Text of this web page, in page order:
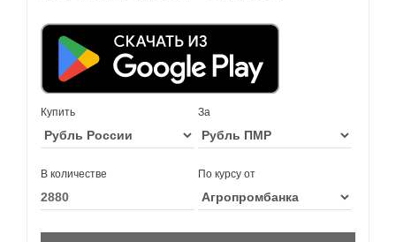
Купить За
В количестве По курсу от